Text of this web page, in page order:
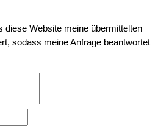
diese Website meine übermittelten
sodass meine Anfrage beantwortet